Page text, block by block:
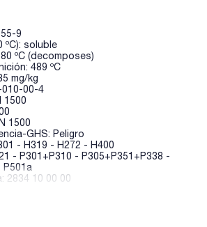
9
ºC): soluble
ºC (decomposes)
489 ºC
mg/kg
010-00-4
1500
1500
GHS: Peligro
- H319 - H272 - H400
- P301+P310 - P305+P351+P338 -
P501a
2834 10 00 00